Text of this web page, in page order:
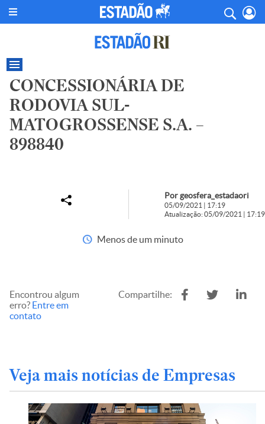
CONCESSIONÁRIA DE
RODOVIA SUL-
MATOGROSSENSE S.A. –
898840
Por geosfera_estadaori
05/09/2021 | 17:19
Atualização: 05/09/2021 | 17:19
Menos de um minuto
Encontrou algum
erro? Entre em
contato
Compartilhe:
Veja mais notícias de Empresas